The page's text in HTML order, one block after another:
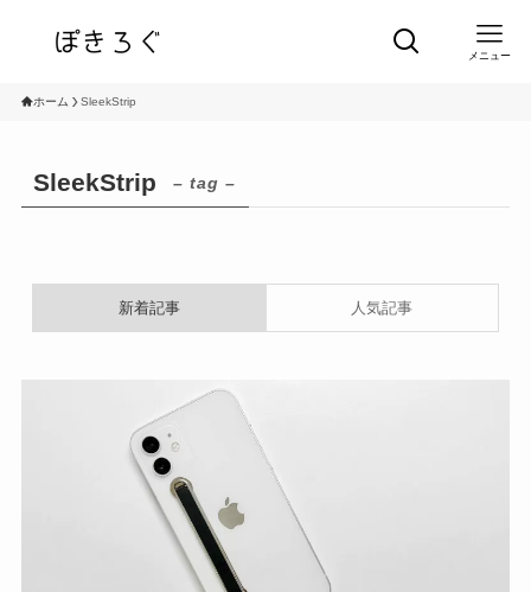
メニュー
ホーム SleekStrip
SleekStrip – tag –
新着記事 人気記事